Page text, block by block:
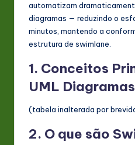
o
automatizam
diagramas — reduzindo o
minutos, mantendo a
estrutura de swimlane.
1. Conceitos
UML
(tabela inalterada por
2. O que são